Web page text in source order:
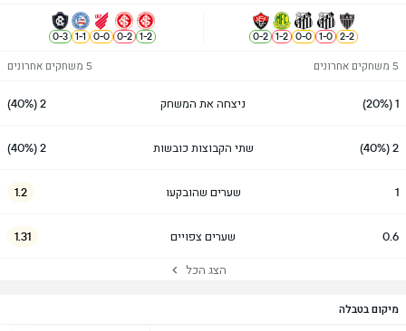
2
-
2
0
-
1
0
-
0
2
-
1
2
-
0
2
-
1
2
-
0
0
-
0
1
-
1
3
-
0
5 משחקים אחרונים 5 משחקים אחרונים
1 (20%) ניצחה את המשחק 2 (40%)
2 (40%) שתי הקבוצות כובשות 2 (40%)
1 שערים שהובקעו 1.2
0.6 שערים צפויים 1.31
הצג הכל
מיקום בטבלה